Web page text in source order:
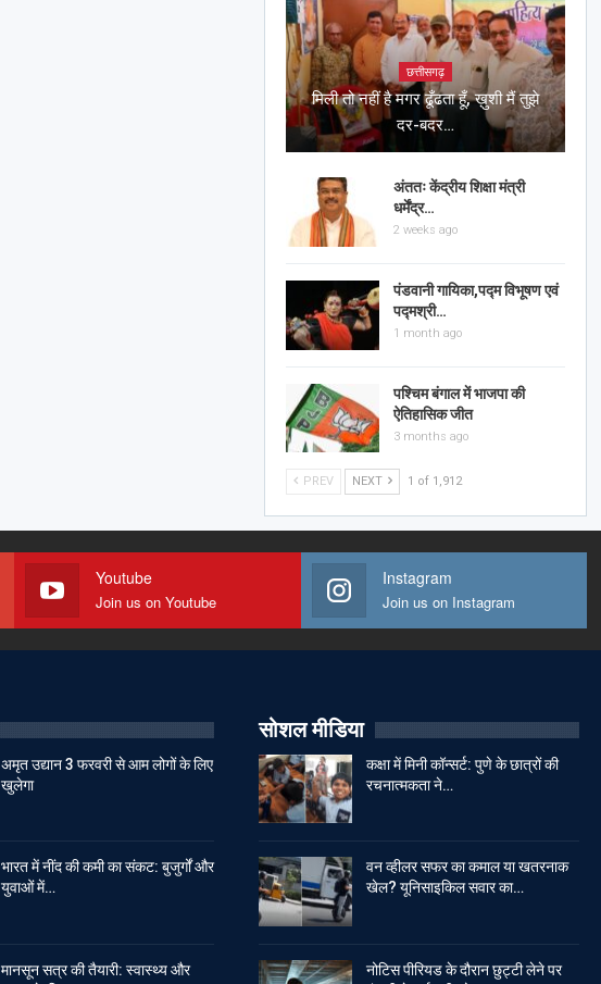
छत्तीसगढ़
मिली तो नहीं है मगर ढूँढता हूँ, ख़ुशी मैं तुझे
दर-बदर…
अंततः केंद्रीय शिक्षा मंत्री
धर्मेंद्र…
2 weeks ago
पंडवानी गायिका,पद्म विभूषण एवं
पद्मश्री…
1 month ago
पश्चिम बंगाल में भाजपा की
ऐतिहासिक जीत
3 months ago
PREV NEXT 1 of 1,912
Youtube
Join us on Youtube
Instagram
Join us on Instagram
अमृत उद्यान 3 फरवरी से आम लोगों के लिए
खुलेगा
भारत में नींद की कमी का संकट: बुजुर्गों और
युवाओं में…
मानसून सत्र की तैयारी: स्वास्थ्य और
सोशल मीडिया
कक्षा में मिनी कॉन्सर्ट: पुणे के छात्रों की
रचनात्मकता ने…
वन व्हीलर सफर का कमाल या खतरनाक
खेल? यूनिसाइकिल सवार का…
नोटिस पीरियड के दौरान छुट्टी लेने पर